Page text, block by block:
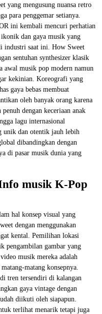
yang mengusung nuansa retro
para penggemar setianya.
ini kembali mencuri perhatian
dan gaya musik yang
industri saat ini. How Sweet
sentuhan synthesizer klasik
awal musik pop modern namun
kekinian. Koreografi yang
gaya bebas membuat
oleh banyak orang karena
dengan keceriaan anak
lagu internasional
unik dan otentik jauh lebih
dibandingkan dengan
di pasar musik dunia yang
musik K-Pop
hal konsep visual yang
dengan menggunakan
kental. Pemilihan lokasi
pengambilan gambar yang
musik mereka adalah
matang konsepnya.
tren tersendiri di kalangan
gaya vintage dengan
diikuti oleh siapapun.
terlihat menarik tetapi juga